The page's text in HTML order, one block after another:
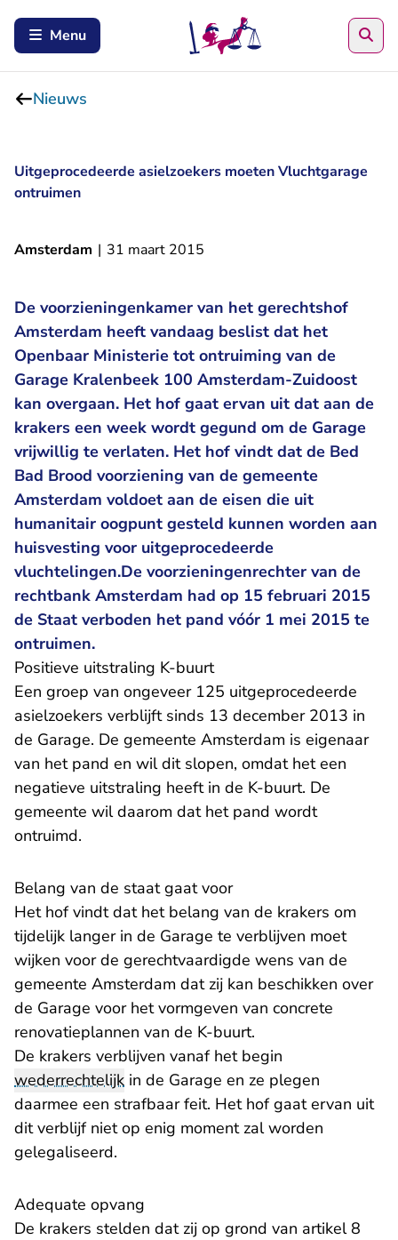
Menu
Nieuws
Uitgeprocedeerde asielzoekers moeten Vluchtgarage
ontruimen
Amsterdam | 31 maart 2015
De voorzieningenkamer van het gerechtshof
Amsterdam heeft vandaag beslist dat het
Openbaar Ministerie tot ontruiming van de
Garage Kralenbeek 100 Amsterdam-Zuidoost
kan overgaan. Het hof gaat ervan uit dat aan de
krakers een week wordt gegund om de Garage
vrijwillig te verlaten. Het hof vindt dat de Bed
Bad Brood voorziening van de gemeente
Amsterdam voldoet aan de eisen die uit
humanitair oogpunt gesteld kunnen worden aan
huisvesting voor uitgeprocedeerde
vluchtelingen.De voorzieningenrechter van de
rechtbank Amsterdam had op 15 februari 2015
de Staat verboden het pand vóór 1 mei 2015 te
ontruimen.
Positieve uitstraling K-buurt
Een groep van ongeveer 125 uitgeprocedeerde
asielzoekers verblijft sinds 13 december 2013 in
de Garage. De gemeente Amsterdam is eigenaar
van het pand en wil dit slopen, omdat het een
negatieve uitstraling heeft in de K-buurt. De
gemeente wil daarom dat het pand wordt
ontruimd.
Belang van de staat gaat voor
Het hof vindt dat het belang van de krakers om
tijdelijk langer in de Garage te verblijven moet
wijken voor de gerechtvaardigde wens van de
gemeente Amsterdam dat zij kan beschikken over
de Garage voor het vormgeven van concrete
renovatieplannen van de K-buurt.
De krakers verblijven vanaf het begin
wederrechtelijk in de Garage en ze plegen
daarmee een strafbaar feit. Het hof gaat ervan uit
dit verblijf niet op enig moment zal worden
gelegaliseerd.
Adequate opvang
De krakers stelden dat zij op grond van artikel 8